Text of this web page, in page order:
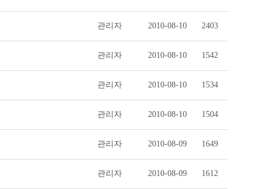
관리자 2010-08-10 2403
관리자 2010-08-10 1542
관리자 2010-08-10 1534
관리자 2010-08-10 1504
관리자 2010-08-09 1649
관리자 2010-08-09 1612